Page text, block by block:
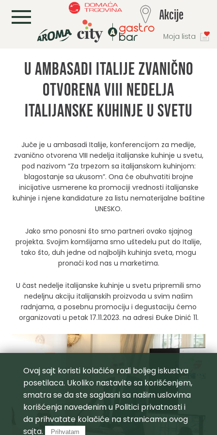
Moja lista
L Akcije
U ambasadi Italije zvanično
otvorena VIII nedelja
italijanske kuhinje u svetu
Juče je u ambasadi Italije, konferencijom za medije,
zvanično otvorena VIII nedelja italijanske kuhinje u svetu,
pod nazivom “Za trpezom sa italijanskom kuhinjom:
blagostanje sa ukusom”. Ona će obuhvatiti brojne
inicijative usmerene ka promociji vrednosti italijanske
kuhinje i njene kandidature za listu nematerijalne baštine
UNESKO.
Jako smo ponosni što smo partneri ovako sjajnog
projekta. Svojim komšijama smo uštedelu put do Italije,
tako što, duh jedne od najboljih kuhinja sveta, mogu
pronaći kod nas u marketima.
U čast nedelje italijanske kuhinje u svetu pripremili smo
nedeljnu akciju italijanskih proizvoda u svim našim
radnjama, a posebnu promociju i degustaciju ćemo
organizovati u petak 17.11.2023. na adresi Đuke Dinić 11.
Ovaj sajt koristi kolačiće radi boljeg iskustva
posetilaca. Ukoliko nastavite sa korišćenjem,
smatra se da ste saglasni sa našim uslovima
korišćenja navedenim u Politici privatnostii
da prihvatate kolačiće na stranicama ovog
sajta.
Prihvatam